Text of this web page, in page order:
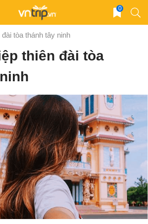
0
đài tòa thánh tây ninh
thiên đài tòa